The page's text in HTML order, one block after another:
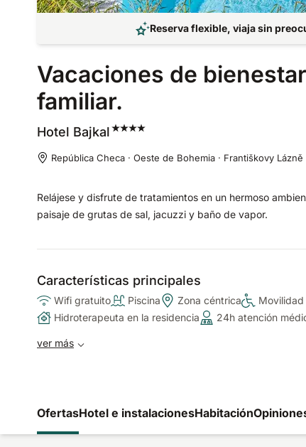
Reserva flexible, viaja sin
Vacaciones de
familiar.
Hotel Bajkal
República Checa · Oeste de Bohemia · Františkovy Lázně
Relájese y disfrute de tratamientos en un hermoso
paisaje de grutas de sal, jacuzzi y baño de vapor.
Características principales
Wifi gratuito Piscina Zona céntrica
Hidroterapeuta en la residencia
24h atención
ver más
OfertasHotel e instalacionesHabitación